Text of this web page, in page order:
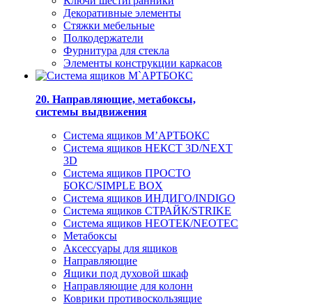
Декоративные элементы
Стяжки мебельные
Полкодержатели
Фурнитура для стекла
Элементы конструкции каркасов
20. Направляющие, метабоксы,
системы выдвижения
Система ящиков М’АРТБОКС
Система ящиков НЕКСТ 3D/NEXT
3D
Система ящиков ПРОСТО
БОКС/SIMPLE BOX
Система ящиков ИНДИГО/INDIGO
Система ящиков СТРАЙК/STRIKE
Система ящиков НЕОТЕК/NEOTEC
Метабоксы
Аксессуары для ящиков
Направляющие
Ящики под духовой шкаф
Направляющие для колонн
Коврики противоскользящие